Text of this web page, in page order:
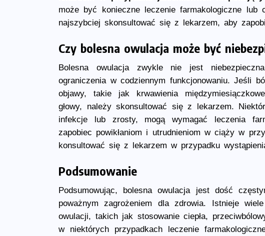
może być konieczne leczenie farmakologiczne
najszybciej skonsultować się z lekarzem, aby
Czy bolesna owulacja może być
Bolesna owulacja zwykle nie jest
ograniczenia w codziennym funkcjonowaniu. Jeśli
objawy, takie jak krwawienia
głowy, należy skonsultować się z lekarzem.
infekcje lub zrosty, mogą wymagać leczenia
zapobiec powikłaniom i utrudnieniom w ciąży w
konsultować się z lekarzem w przypadku
Podsumowanie
Podsumowując, bolesna owulacja jest dość
poważnym zagrożeniem dla zdrowia. Istnieje
owulacji, takich jak stosowanie ciepła,
w niektórych przypadkach leczenie